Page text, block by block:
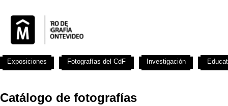
Catálogo de fotografías
Exposiciones Fotografías del CdF Investigación